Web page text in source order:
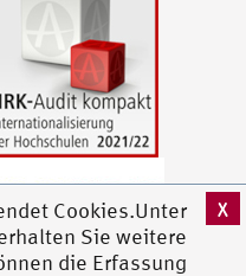
Cookies.Unter
Sie weitere
die Erfassung
X